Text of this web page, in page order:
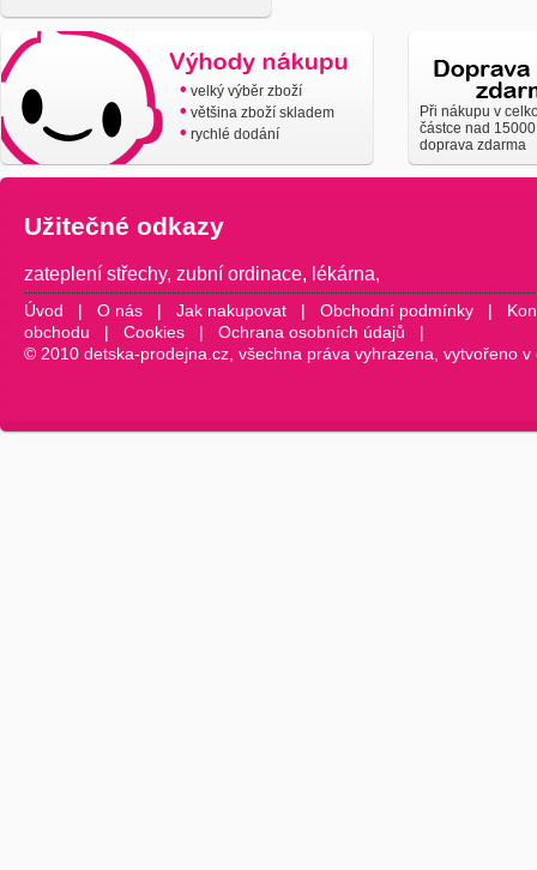
• velký výběr zboží
• většina zboží skladem
• rychlé dodání
Při nákupu v
částce nad
doprava zdarma
Užitečné odkazy
zateplení střechy, zubní ordinace, lékárna,
Úvod | O nás | Jak nakupovat | Obchodní podmínky |
obchodu | Cookies | Ochrana osobních údajů |
© 2010 detska-prodejna.cz, všechna práva vyhrazena, vytvořeno v